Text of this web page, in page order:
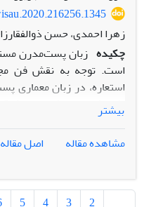
روشن بدست آمد و
است که از طریق
استادان و دانشجویان
دستیاران استاد ارائه
انتخاب‌های شخصی و تجربی
ارزیابی نمایند و خطای
زهرا احمدی، حسن
چکیده زبان پست‌مدرن
است. توجه به نقش فن
استعاره، در زبان معماری
پژوهش‌های پیشین مدنظر
بررسی نحوه‌ی شکل‌گیری و
معنا و نیز رمزگشایی و
به‌این منظور، برای
در دو محور هم‌نشینی و
بیشتر
مشاهده مقاله
اصل مقاله
2
3
4
5